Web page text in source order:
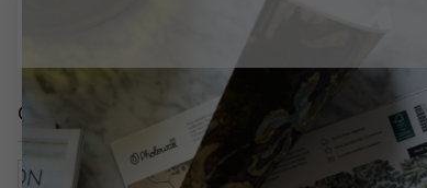
Gerelateerde categorieën
Vintage Kunst & Design Hedendaagse Kunst